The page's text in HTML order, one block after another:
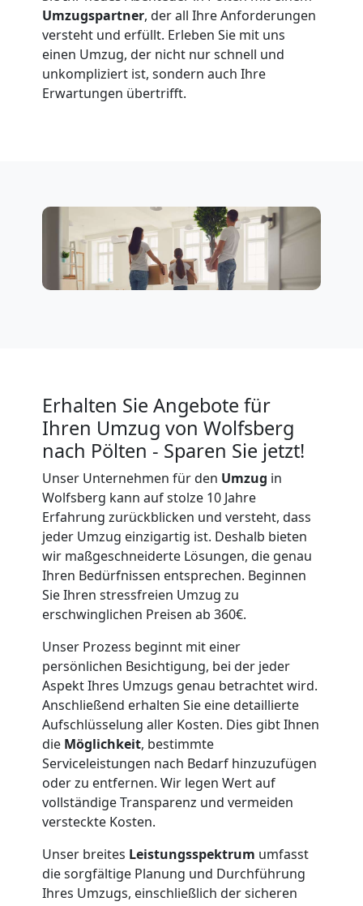
Umzugspartner, der all Ihre Anforderungen
versteht und erfüllt. Erleben Sie mit uns
einen Umzug, der nicht nur schnell und
unkompliziert ist, sondern auch Ihre
Erwartungen übertrifft.
Erhalten Sie Angebote für
Ihren Umzug von Wolfsberg
nach Pölten - Sparen Sie jetzt!
Unser Unternehmen für den Umzug in
Wolfsberg kann auf stolze 10 Jahre
Erfahrung zurückblicken und versteht, dass
jeder Umzug einzigartig ist. Deshalb bieten
wir maßgeschneiderte Lösungen, die genau
Ihren Bedürfnissen entsprechen. Beginnen
Sie Ihren stressfreien Umzug zu
erschwinglichen Preisen ab 360€.
Unser Prozess beginnt mit einer
persönlichen Besichtigung, bei der jeder
Aspekt Ihres Umzugs genau betrachtet wird.
Anschließend erhalten Sie eine detaillierte
Aufschlüsselung aller Kosten. Dies gibt Ihnen
die Möglichkeit, bestimmte
Serviceleistungen nach Bedarf hinzuzufügen
oder zu entfernen. Wir legen Wert auf
vollständige Transparenz und vermeiden
versteckte Kosten.
Unser breites Leistungsspektrum umfasst
die sorgfältige Planung und Durchführung
Ihres Umzugs, einschließlich der sicheren
Nationaler
Umzug